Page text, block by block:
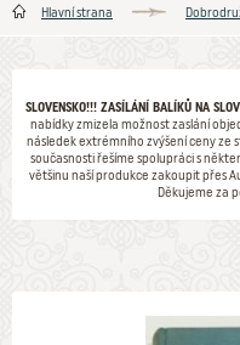
Hlavní strana
SLOVENSKO!!! ZASÍLÁNÍ BALÍKŮ NA
nabídky zmizela možnost zaslání
následek extrémního zvýšení ceny ze
současnosti řešíme spolupráci s
většinu naší produkce zakoupit přes
Děkujeme za